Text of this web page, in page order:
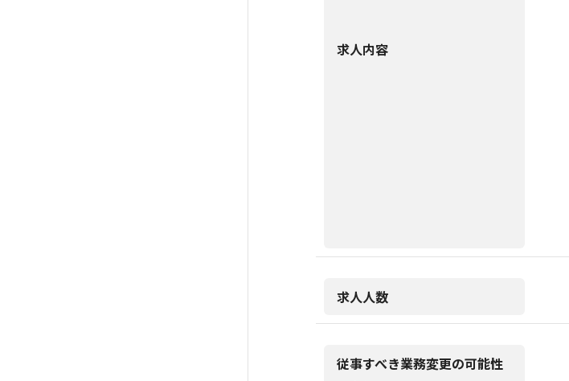
求人内容
求人人数
従事すべき業務変更の可能性